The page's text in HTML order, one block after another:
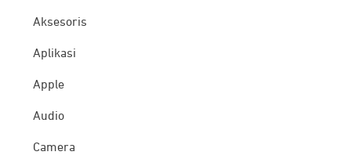
Aksesoris
Aplikasi
Apple
Audio
Camera